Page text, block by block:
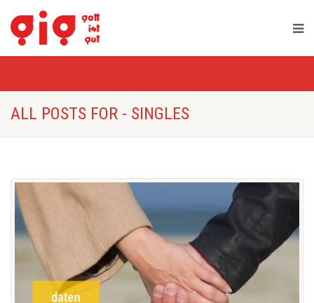
ALL POSTS FOR - SINGLES